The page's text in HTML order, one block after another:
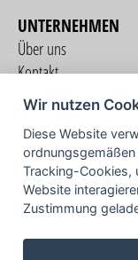
UNTERNEHMEN
Über uns
Kontakt
Nutzungsbedingungen
Datenschutzerklärung
Impressum
Wir nutzen
Diese Website
Tracking-Cookies,
Website
Zustimmung